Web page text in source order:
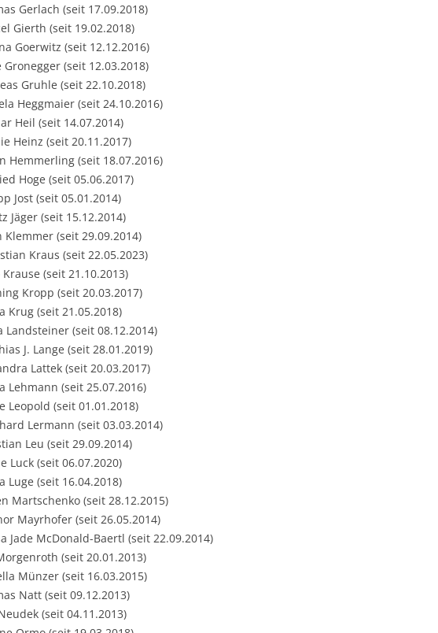
Gerlach (seit 17.09.2018)
Gierth (seit 19.02.2018)
Goerwitz (seit 12.12.2016)
Gronegger (seit 12.03.2018)
Gruhle (seit 22.10.2018)
Heggmaier (seit 24.10.2016)
Heil (seit 14.07.2014)
Heinz (seit 20.11.2017)
Hemmerling (seit 18.07.2016)
Hoge (seit 05.06.2017)
Jost (seit 05.01.2014)
Jäger (seit 15.12.2014)
Klemmer (seit 29.09.2014)
Kraus (seit 22.05.2023)
(seit 21.10.2013)
Kropp (seit 20.03.2017)
Krug (seit 21.05.2018)
Landsteiner (seit 08.12.2014)
J. Lange (seit 28.01.2019)
Lattek (seit 20.03.2017)
Lehmann (seit 25.07.2016)
Leopold (seit 01.01.2018)
Lermann (seit 03.03.2014)
Leu (seit 29.09.2014)
Luck (seit 06.07.2020)
Luge (seit 16.04.2018)
Martschenko (seit 28.12.2015)
Mayrhofer (seit 26.05.2014)
Jade McDonald-Baertl (seit 22.09.2014)
(seit 20.01.2013)
Münzer (seit 16.03.2015)
Natt (seit 09.12.2013)
(seit 04.11.2013)